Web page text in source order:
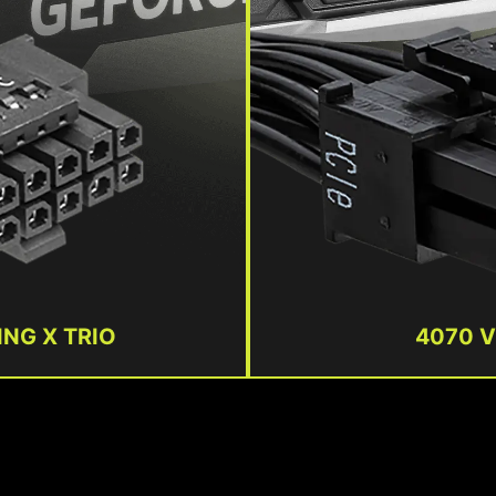
X TRIO 4070